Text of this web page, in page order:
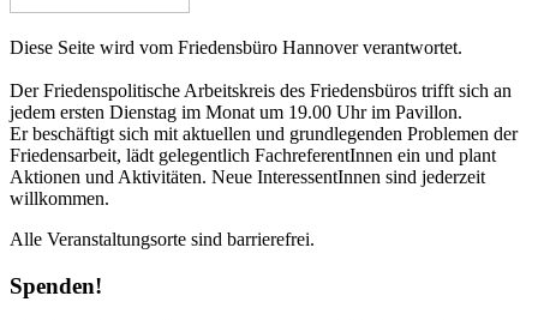
Diese Seite wird vom Friedensbüro Hannover verantwortet.
Der Friedenspolitische Arbeitskreis des Friedensbüros trifft sich an
jedem ersten Dienstag im Monat um 19.00 Uhr im Pavillon.
Er beschäftigt sich mit aktuellen und grundlegenden Problemen der
Friedensarbeit, lädt gelegentlich FachreferentInnen ein und plant
Aktionen und Aktivitäten. Neue InteressentInnen sind jederzeit
willkommen.
Alle Veranstaltungsorte sind barrierefrei.
Spenden!